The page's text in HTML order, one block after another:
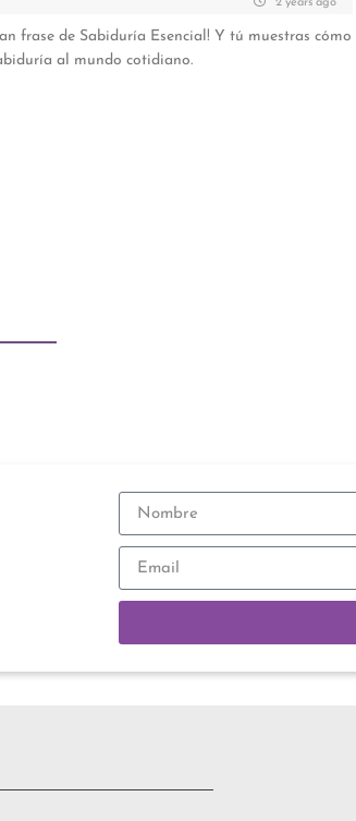
frase de Sabiduría Esencial! Y tú muestras cómo
al mundo cotidiano.